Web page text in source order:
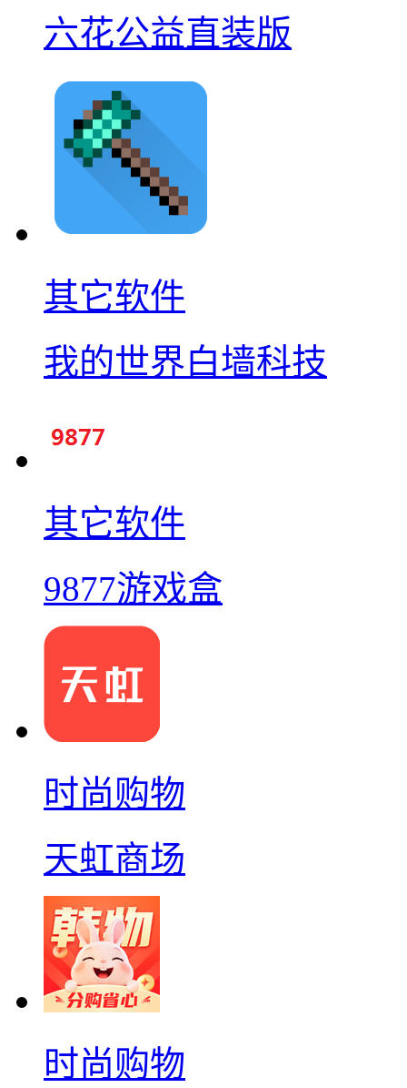
六花公益直装版
其它软件
我的世界白墙科技
其它软件
9877游戏盒
时尚购物
天虹商场
时尚购物